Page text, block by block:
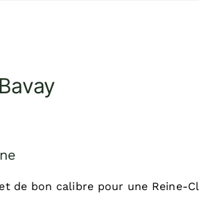
de bon calibre pour une Reine-